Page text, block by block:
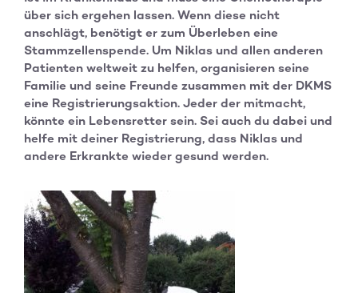
über sich ergehen lassen. Wenn diese nicht
anschlägt, benötigt er zum Überleben eine
Stammzellenspende. Um Niklas und allen anderen
Patienten weltweit zu helfen, organisieren seine
Familie und seine Freunde zusammen mit der DKMS
eine Registrierungsaktion. Jeder der mitmacht,
könnte ein Lebensretter sein. Sei auch du dabei und
helfe mit deiner Registrierung, dass Niklas und
andere Erkrankte wieder gesund werden.